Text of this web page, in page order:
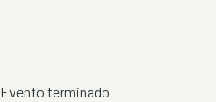
Evento terminado